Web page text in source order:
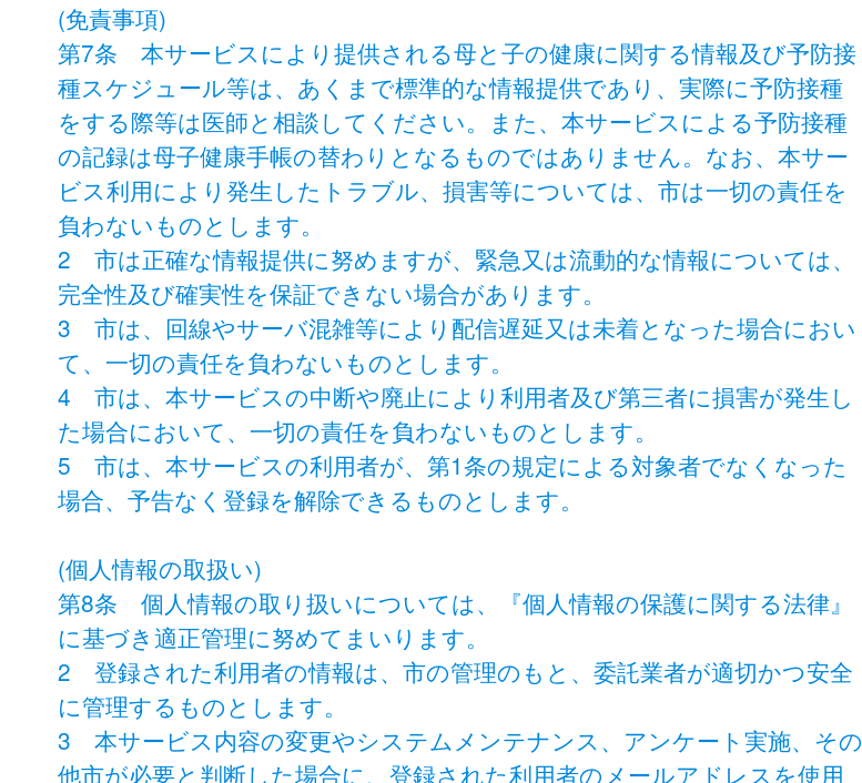
(免責事項)
第7条 本サービスにより提供される母と子の健康に関する情報及び予防接
種スケジュール等は、あくまで標準的な情報提供であり、実際に予防接種
をする際等は医師と相談してください。また、本サービスによる予防接種
の記録は母子健康手帳の替わりとなるものではありません。なお、本サー
ビス利用により発生したトラブル、損害等については、市は一切の責任を
負わないものとします。
2 市は正確な情報提供に努めますが、緊急又は流動的な情報については、
完全性及び確実性を保証できない場合があります。
3 市は、回線やサーバ混雑等により配信遅延又は未着となった場合におい
て、一切の責任を負わないものとします。
4 市は、本サービスの中断や廃止により利用者及び第三者に損害が発生し
た場合において、一切の責任を負わないものとします。
5 市は、本サービスの利用者が、第1条の規定による対象者でなくなった
場合、予告なく登録を解除できるものとします。
(個人情報の取扱い)
第8条 個人情報の取り扱いについては、『個人情報の保護に関する法律』
に基づき適正管理に努めてまいります。
2 登録された利用者の情報は、市の管理のもと、委託業者が適切かつ安全
に管理するものとします。
3 本サービス内容の変更やシステムメンテナンス、アンケート実施、その
他市が必要と判断した場合に、登録された利用者のメールアドレスを使用